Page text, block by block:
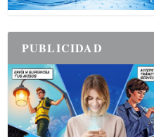
PUBLICIDAD